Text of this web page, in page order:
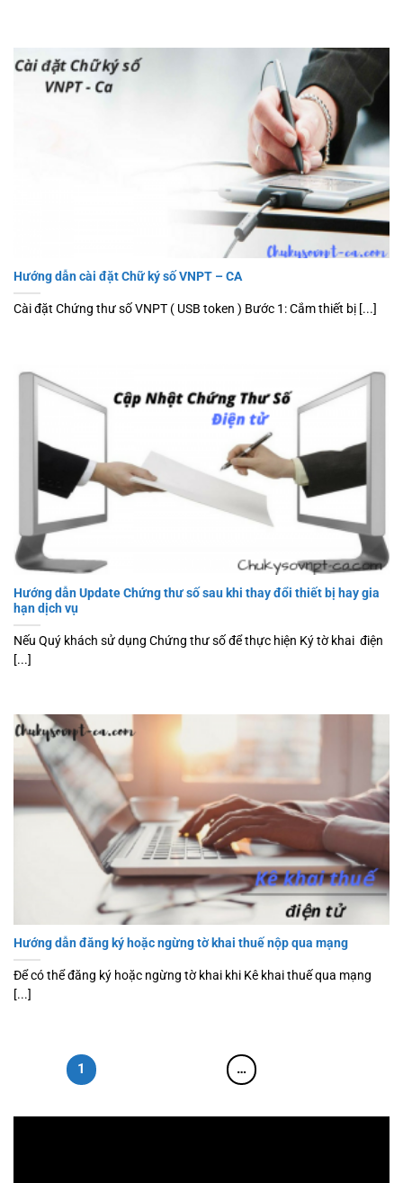
Hướng dẫn cài đặt Chữ ký số VNPT – CA
Cài đặt Chứng thư số VNPT ( USB token ) Bước 1: Cắm thiết bị [...]
Hướng dẫn Update Chứng thư số sau khi thay đổi thiết bị hay gia
hạn dịch vụ
Nếu Quý khách sử dụng Chứng thư số để thực hiện Ký tờ khai điện
[...]
Hướng dẫn đăng ký hoặc ngừng tờ khai thuế nộp qua mạng
Để có thể đăng ký hoặc ngừng tờ khai khi Kê khai thuế qua mạng
[...]
1 …